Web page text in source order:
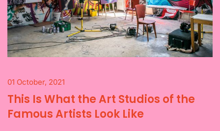
01 October, 2021
This Is What the Art Studios of the
Famous Artists Look Like